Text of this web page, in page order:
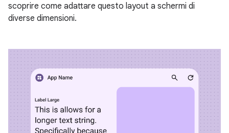
scoprire come adattare questo layout a schermi di
diverse dimensioni.